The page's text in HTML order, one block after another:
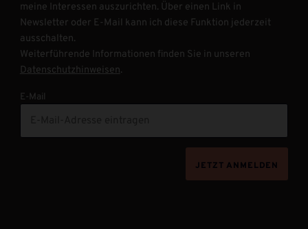
meine Interessen auszurichten. Über einen Link in
Newsletter oder E-Mail kann ich diese Funktion jederzeit
ausschalten.
Weiterführende Informationen finden Sie in unseren
Datenschutzhinweisen.
E-Mail
JETZT ANMELDEN